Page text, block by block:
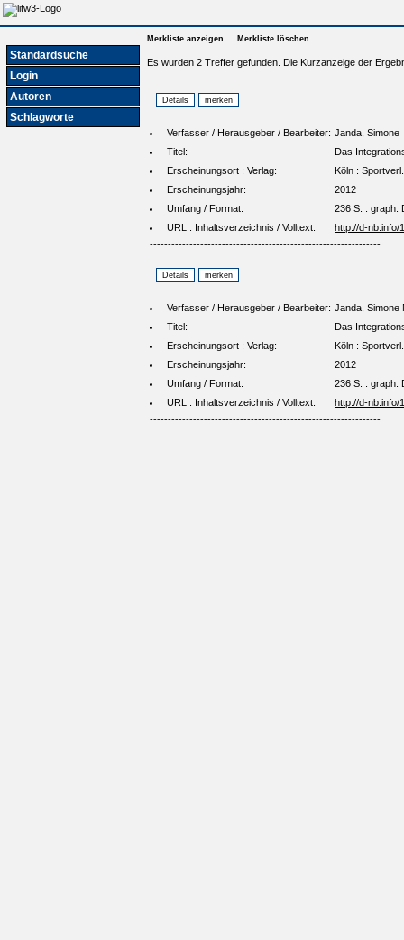
Standardsuche
Login
Autoren
Schlagworte
Merkliste anzeigen Merkliste löschen
Es wurden 2 Treffer gefunden. Die Kurzanzeige der
Verfasser / Herausgeber / Bearbeiter: Janda, Simone
Titel:
Das
Erscheinungsort : Verlag:
Köln :
Erscheinungsjahr:
2012
Umfang / Format:
236 S. : graph.
URL : Inhaltsverzeichnis / Volltext:
http://d-nb.info/
----------------------------------------------------------------
Verfasser / Herausgeber / Bearbeiter: Janda, Simone
Titel:
Das
Erscheinungsort : Verlag:
Köln :
Erscheinungsjahr:
2012
Umfang / Format:
236 S. : graph.
URL : Inhaltsverzeichnis / Volltext:
http://d-nb.info/
----------------------------------------------------------------